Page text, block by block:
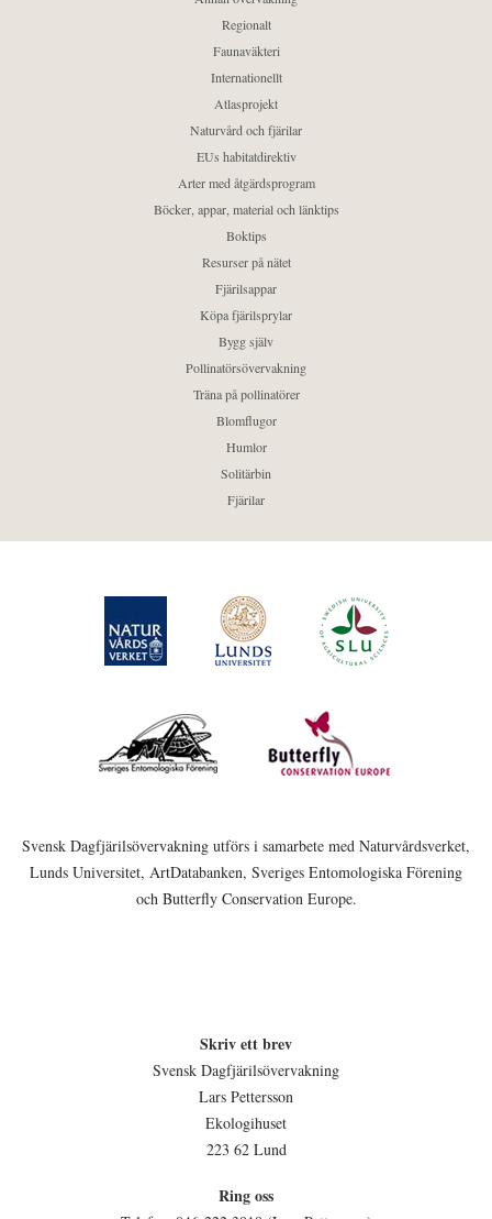
Regionalt
Faunaväkteri
Internationellt
Atlasprojekt
Naturvård och fjärilar
EUs habitatdirektiv
Arter med åtgärdsprogram
Böcker, appar, material och länktips
Boktips
Resurser på nätet
Fjärilsappar
Köpa fjärilsprylar
Bygg själv
Pollinatörsövervakning
Träna på pollinatörer
Blomflugor
Humlor
Solitärbin
Fjärilar
Svensk Dagfjärilsövervakning utförs i samarbete med Naturvårdsverket,
Lunds Universitet, ArtDatabanken, Sveriges Entomologiska Förening
och Butterfly Conservation Europe.
Skriv ett brev
Svensk Dagfjärilsövervakning
Lars Pettersson
Ekologihuset
223 62 Lund
Ring oss